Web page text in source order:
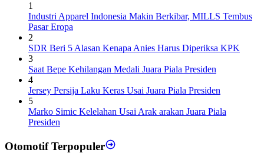
1
Industri Apparel Indonesia Makin Berkibar, MILLS Tembus
Pasar Eropa
2
SDR Beri 5 Alasan Kenapa Anies Harus Diperiksa KPK
3
Saat Bepe Kehilangan Medali Juara Piala Presiden
4
Jersey Persija Laku Keras Usai Juara Piala Presiden
5
Marko Simic Kelelahan Usai Arak arakan Juara Piala
Presiden
Otomotif Terpopuler